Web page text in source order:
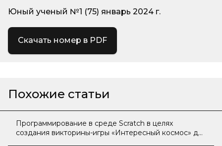
Юный ученый №1 (75) январь 2024 г.
Скачать номер в PDF
Похожие статьи
Программирование в среде Scratch в целях
создания викторины-игры «Интересный космос» для